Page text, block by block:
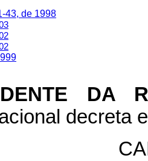
43, de 1998
DA
decreta